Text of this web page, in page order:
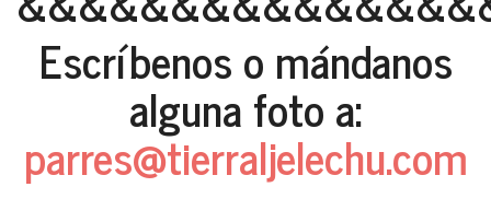
Escríbenos o mándanos
alguna foto a:
parres@tierraljelechu.com